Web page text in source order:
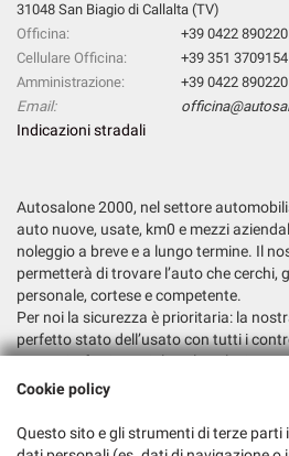
31048 San Biagio di Callalta (TV)
Officina:
+39 0422
Cellulare Officina:
+39 351 3709154
Amministrazione:
+39 0422
Email:
Indicazioni stradali
Autosalone 2000, nel settore
auto nuove, usate, km0 e mezzi
noleggio a breve e a lungo termine. Il
permetterà di trovare l’auto che cerchi,
personale, cortese e competente.
Per noi la sicurezza è prioritaria: la
perfetto stato dell’usato con tutti i
trovarci e fatti consigliare la soluzione
Autosalone 2000 Srl
Cookie policy
Questo sito e gli strumenti di terze